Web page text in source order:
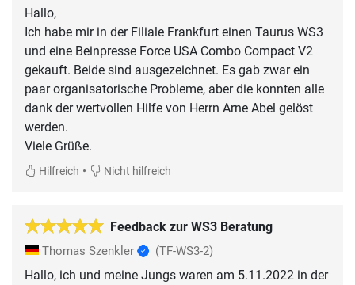
Hallo,
Ich habe mir in der Filiale Frankfurt einen Taurus WS3
und eine Beinpresse Force USA Combo Compact V2
gekauft. Beide sind ausgezeichnet. Es gab zwar ein
paar organisatorische Probleme, aber die konnten alle
dank der wertvollen Hilfe von Herrn Arne Abel gelöst
werden.
Viele Grüße.
Hilfreich • Nicht hilfreich
Feedback zur WS3 Beratung
Thomas Szenkler (TF-WS3-2)
Hallo, ich und meine Jungs waren am 5.11.2022 in der